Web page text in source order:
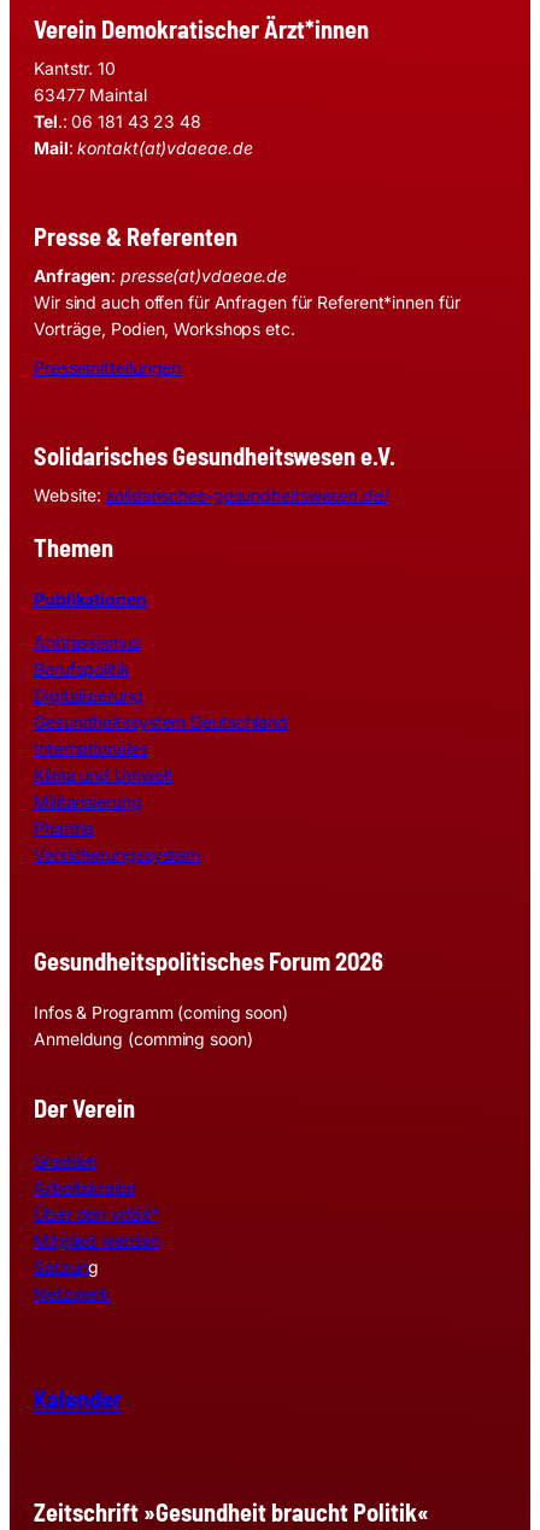
Verein Demokratischer Ärzt*innen
Kantstr. 10
63477 Maintal
Tel.: 06 181 43 23 48
Mail:kontakt(at)vdaeae.de
Presse & Referenten
Anfragen:presse(at)vdaeae.de
Wir sind auch offen für Anfragen für Referent*innen für
Vorträge, Podien, Workshops etc.
Pressemitteilungen
Solidarisches Gesundheitswesen e.V.
Website: solidarisches-gesundheitswesen.de/
Themen
Publikationen
Antirassismus
Berufspolitik
Digitalisierung
Gesundheitssystem Deutschland
Internationales
Klima und Umwelt
Militarisierung
Pharma
Versicherungssystem
Gesundheitspolitisches Forum 2026
Infos & Programm (coming soon)
Anmeldung (comming soon)
Der Verein
Gremien
Arbeitskreise
Über den vdää*
Mitglied werden
Satzung
Netzwerk
Kalender
Zeitschrift »Gesundheit braucht Politik«